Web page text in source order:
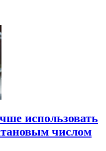
использовать
числом